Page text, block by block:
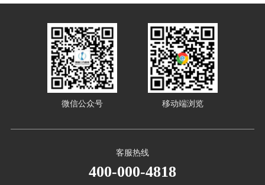
客服热线
400-000-4818
微信公众号 移动端浏览